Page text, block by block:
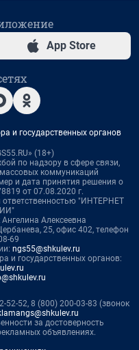
App Store
и государственных органов
(18+)
по надзору в сфере связи,
коммуникаций
и дата принятия решения о
от 07.08.2020 г.
ответственностью "ИНТЕРНЕТ
Алексеевна
25, офис 402, телефон
69
ngs55@shkulev.ru
и государственных органов:
52-52, 8 (800) 200-03-83 (звонок
за достоверность
объявлениях.